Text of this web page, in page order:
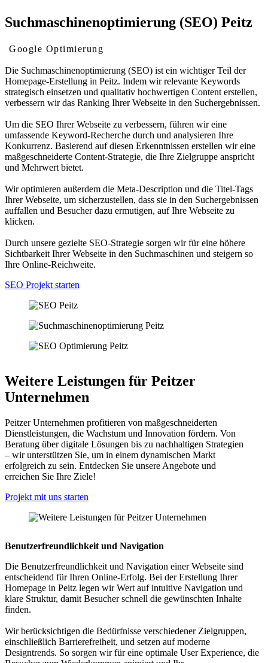
Suchmaschinenoptimierung (SEO) Peitz
Google Optimierung
Die Suchmaschinenoptimierung (SEO) ist ein wichtiger Teil der
Homepage-Erstellung in Peitz. Indem wir relevante Keywords
strategisch einsetzen und qualitativ hochwertigen Content erstellen,
verbessern wir das Ranking Ihrer Webseite in den Suchergebnissen.
Um die SEO Ihrer Webseite zu verbessern, führen wir eine
umfassende Keyword-Recherche durch und analysieren Ihre
Konkurrenz. Basierend auf diesen Erkenntnissen erstellen wir eine
maßgeschneiderte Content-Strategie, die Ihre Zielgruppe anspricht
und Mehrwert bietet.
Wir optimieren außerdem die Meta-Description und die Titel-Tags
Ihrer Webseite, um sicherzustellen, dass sie in den Suchergebnissen
auffallen und Besucher dazu ermutigen, auf Ihre Webseite zu
klicken.
Durch unsere gezielte SEO-Strategie sorgen wir für eine höhere
Sichtbarkeit Ihrer Webseite in den Suchmaschinen und steigern so
Ihre Online-Reichweite.
SEO Projekt starten
Weitere Leistungen für Peitzer
Unternehmen
Peitzer Unternehmen profitieren von maßgeschneiderten
Dienstleistungen, die Wachstum und Innovation fördern. Von
Beratung über digitale Lösungen bis zu nachhaltigen Strategien
– wir unterstützen Sie, um in einem dynamischen Markt
erfolgreich zu sein. Entdecken Sie unsere Angebote und
erreichen Sie Ihre Ziele!
Projekt mit uns starten
Benutzerfreundlichkeit und Navigation
Die Benutzerfreundlichkeit und Navigation einer Webseite sind
entscheidend für Ihren Online-Erfolg. Bei der Erstellung Ihrer
Homepage in Peitz legen wir Wert auf intuitive Navigation und
klare Struktur, damit Besucher schnell die gewünschten Inhalte
finden.
Wir berücksichtigen die Bedürfnisse verschiedener Zielgruppen,
einschließlich Barrierefreiheit, und setzen auf moderne
Designtrends. So sorgen wir für eine optimale User Experience, die